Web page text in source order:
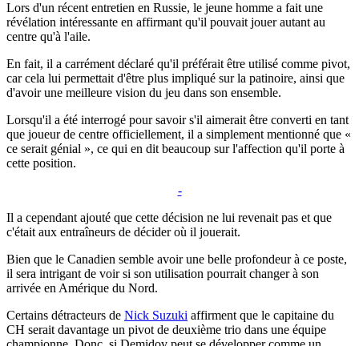
Lors d'un récent entretien en Russie, le jeune homme a fait une
révélation intéressante en affirmant qu'il pouvait jouer autant au
centre qu'à l'aile.
En fait, il a carrément déclaré qu'il préférait être utilisé comme pivot,
car cela lui permettait d'être plus impliqué sur la patinoire, ainsi que
d'avoir une meilleure vision du jeu dans son ensemble.
Lorsqu'il a été interrogé pour savoir s'il aimerait être converti en tant
que joueur de centre officiellement, il a simplement mentionné que «
ce serait génial », ce qui en dit beaucoup sur l'affection qu'il porte à
cette position.
-
Il a cependant ajouté que cette décision ne lui revenait pas et que
c'était aux entraîneurs de décider où il jouerait.
Bien que le Canadien semble avoir une belle profondeur à ce poste,
il sera intrigant de voir si son utilisation pourrait changer à son
arrivée en Amérique du Nord.
Certains détracteurs de Nick Suzuki affirment que le capitaine du
CH serait davantage un pivot de deuxième trio dans une équipe